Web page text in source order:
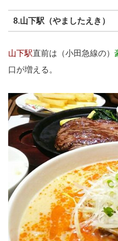
8.山下駅（やましたえき）
山下駅直前は（小田急線の）
口が増える。